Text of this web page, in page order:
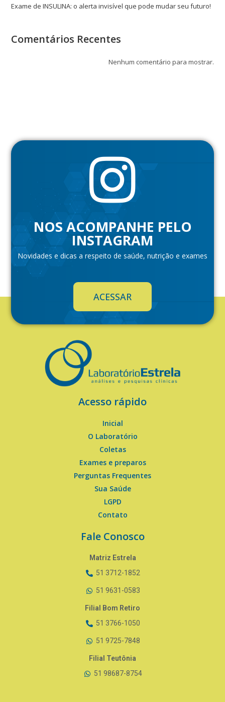
Exame de INSULINA: o alerta invisível que pode mudar seu futuro!
Comentários Recentes
Nenhum comentário para mostrar.
NOS ACOMPANHE PELO
INSTAGRAM
Novidades e dicas a respeito de saúde, nutrição e exames
ACESSAR
Acesso rápido
Inicial
O Laboratório
Coletas
Exames e preparos
Perguntas Frequentes
Sua Saúde
LGPD
Contato
Fale Conosco
Matriz Estrela
51 3712-1852
51 9631-0583
Filial Bom Retiro
51 3766-1050
51 9725-7848
Filial Teutônia
51 98687-8754